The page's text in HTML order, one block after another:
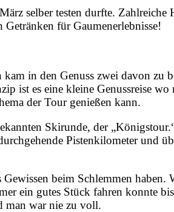
selber testen durfte. Zahlreiche
für Gaumenerlebnisse!
kam in den Genuss zwei davon zu
ist es eine kleine Genussreise
der Tour genießen kann.
Skirunde, der
Pistenkilometer und
beim Schlemmen haben.
ein gutes Stück fahren konnte
man war nie zu voll.